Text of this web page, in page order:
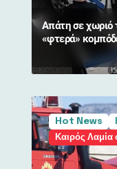
Απάτη σε χωριό
«φτερά»
Hot News
Καιρός Λαμία